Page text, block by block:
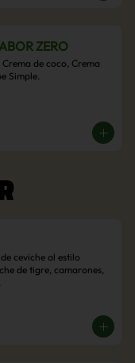
ZERO
de coco, Crema
Simple.
ceviche al estilo
de tigre, camarones,